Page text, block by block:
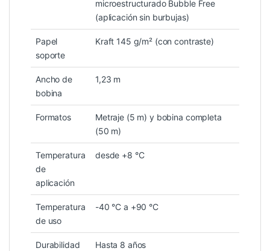
microestructurado Bubble Free
(aplicación sin burbujas)
Papel
soporte
Kraft 145 g/m² (con contraste)
Ancho de
bobina
1,23 m
Formatos
Metraje (5 m) y bobina completa
(50 m)
Temperatura
de
aplicación
desde +8 °C
Temperatura
de uso
-40 °C a +90 °C
Durabilidad
Hasta 8 años